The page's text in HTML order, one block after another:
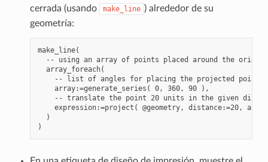
cerrada (usando
make_line ) alrededor de su
geometría:
make_line(
-- using an array of points placed around the
  array_foreach(
-- list of angles for placing the projected points
    array:=generate_series( 0, 360, 90 ),
-- translate the point 20 units in the given
expression:=project( @geometry, distance:=20,
  )